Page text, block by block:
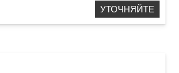
УТОЧНЯЙТЕ